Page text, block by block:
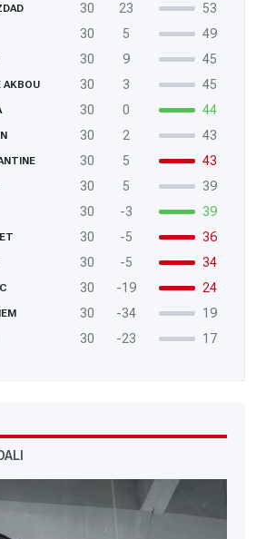
30 23
53
30 5
49
30 9
45
AKBOU 30 3
45
30 0
44
30 2
43
30 5
43
30 5
39
30 -3
39
30 -5
36
30 -5
34
30 -19
24
30 -34
19
30 -23 17